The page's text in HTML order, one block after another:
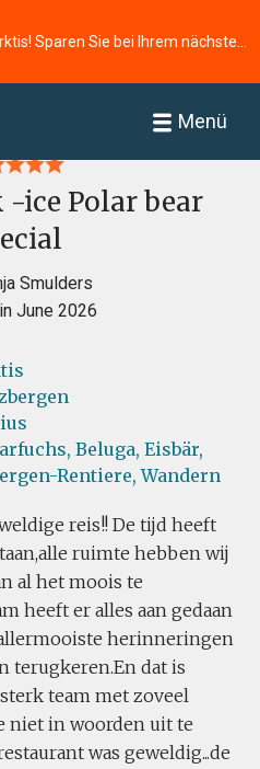
Menü
ice Polar bear
Smulders
June 2026
Beluga, Eisbär,
Rentiere, Wandern
reis!! De tijd heeft
ruimte hebben wij
al het moois te
heeft er alles aan gedaan
herinneringen
terugkeren.En dat is
team met zoveel
niet in woorden uit te
was geweldig...de